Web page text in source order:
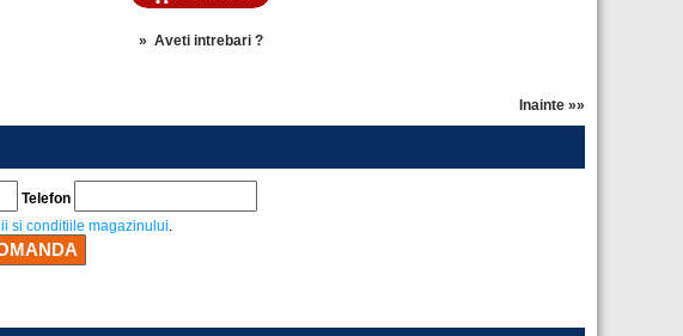
» Aveti intrebari ?
Inainte »»
Telefon
si conditiile magazinului.